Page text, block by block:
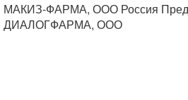
МАКИЗ-ФАРМА, ООО Россия
ДИАЛОГФАРМА, ООО